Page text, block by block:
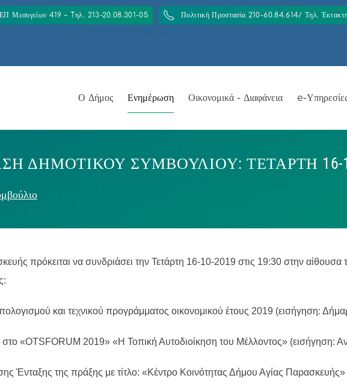
Μεσογείων 419 – Tηλ. 213-20.08.301-05 Πολιτική Προστασία 210-60.84.614/ Τηλ.
Ο Δήμος Ενημέρωση Οικονομικά - Διαφάνεια e-
ΔΗΜΟΤΙΚΟΥ ΣΥΜΒΟΥΛΙΟΥ: ΤΕΤΑΡΤΗ 16-
πρόκειται να συνδριάσει την Τετάρτη 16-10-2019 στις 19:30 στην
και τεχνικού προγράμματος οικονομικού έτους 2019 (εισήγηση:
«OTSFORUM 2019» «Η Τοπική Αυτοδιοίκηση του Μέλλοντος» (εισήγηση:
Ένταξης της πράξης με τίτλο: «Κέντρο Κοινότητας Δήμου Αγίας